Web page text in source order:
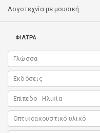
Λογοτεχνία με μουσική
ΦΙΛΤΡΑ